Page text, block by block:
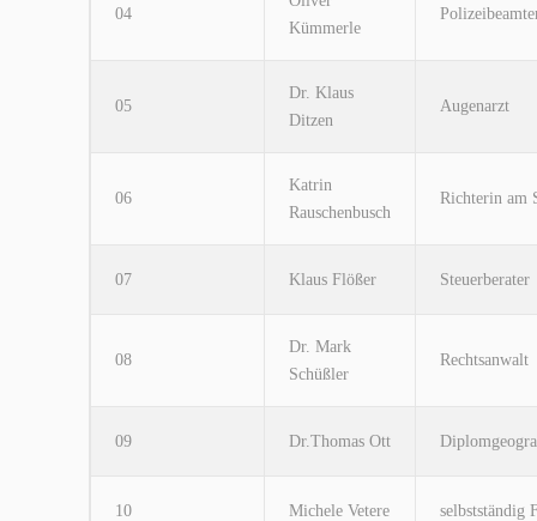
04
Kümmerle
05
Dr. Klaus
Ditzen
Augenarzt
06
Katrin
Rauschenbusch
Richterin am
07 Klaus Flößer Steuerberater
08
Dr. Mark
Schüßler
Rechtsanwalt
09 Dr.Thomas Ott
10 Michele Vetere selbstständig